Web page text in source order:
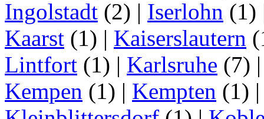
Ingolstadt (2) | Iserlohn (1)
Kaarst (1) | Kaiserslautern
Lintfort (1) | Karlsruhe (7)
Kempen (1) | Kempten (1)